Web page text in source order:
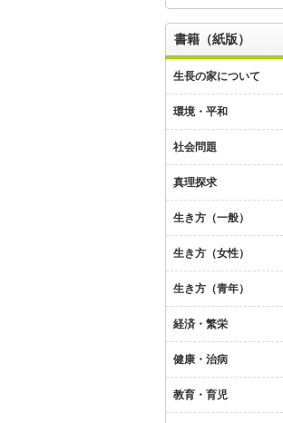
書籍（紙版）
生長の家について
環境・平和
社会問題
真理探求
生き方（一般）
生き方（女性）
生き方（青年）
経済・繁栄
健康・治病
教育・育児